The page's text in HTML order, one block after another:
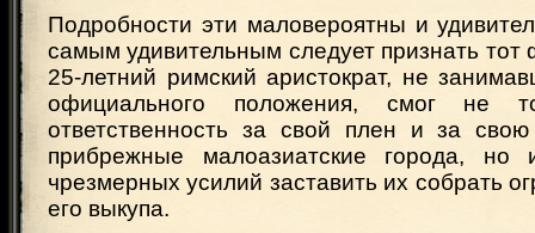
Подробности эти маловероятны и
самым удивительным следует признать тот
25-летний римский аристократ, не
официального положения, смог не
ответственность за свой плен и за
прибрежные малоазиатские города, но
чрезмерных усилий заставить их собрать
его выкупа.